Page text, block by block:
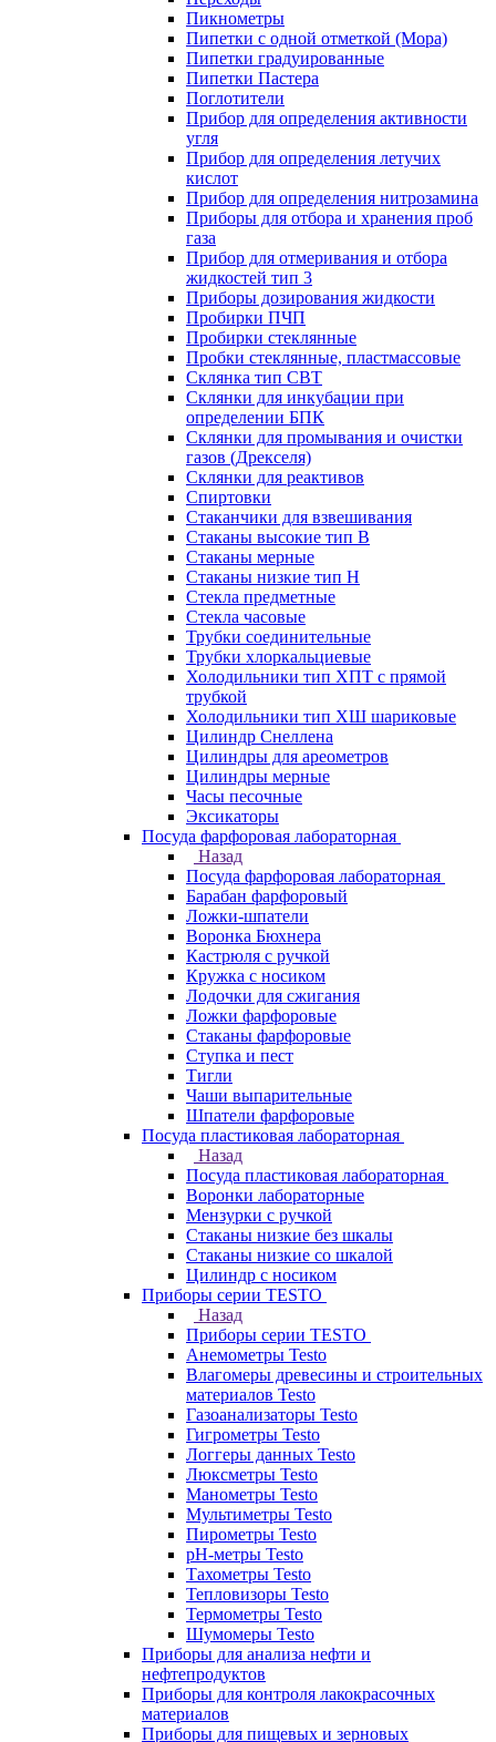
Пикнометры
Пипетки с одной отметкой (Мора)
Пипетки градуированные
Пипетки Пастера
Поглотители
Прибор для определения активности
угля
Прибор для определения летучих
кислот
Прибор для определения нитрозамина
Приборы для отбора и хранения проб
газа
Прибор для отмеривания и отбора
жидкостей тип 3
Приборы дозирования жидкости
Пробирки ПЧП
Пробирки стеклянные
Пробки стеклянные, пластмассовые
Склянка тип СВТ
Склянки для инкубации при
определении БПК
Склянки для промывания и очистки
газов (Дрекселя)
Склянки для реактивов
Спиртовки
Стаканчики для взвешивания
Стаканы высокие тип В
Стаканы мерные
Стаканы низкие тип Н
Стекла предметные
Стекла часовые
Трубки соединительные
Трубки хлоркальциевые
Холодильники тип ХПТ с прямой
трубкой
Холодильники тип ХШ шариковые
Цилиндр Снеллена
Цилиндры для ареометров
Цилиндры мерные
Часы песочные
Эксикаторы
Посуда фарфоровая лабораторная
Назад
Посуда фарфоровая лабораторная
Барабан фарфоровый
Ложки-шпатели
Воронка Бюхнера
Кастрюля с ручкой
Кружка с носиком
Лодочки для сжигания
Ложки фарфоровые
Стаканы фарфоровые
Ступка и пест
Тигли
Чаши выпарительные
Шпатели фарфоровые
Посуда пластиковая лабораторная
Назад
Посуда пластиковая лабораторная
Воронки лабораторные
Мензурки с ручкой
Стаканы низкие без шкалы
Стаканы низкие со шкалой
Цилиндр с носиком
Приборы серии TESTO
Назад
Приборы серии TESTO
Анемометры Testo
Влагомеры древесины и строительных
материалов Testo
Газоанализаторы Testo
Гигрометры Testo
Логгеры данных Testo
Люксметры Testo
Манометры Testo
Мультиметры Testo
Пирометры Testo
pH-метры Testo
Тахометры Testo
Тепловизоры Testo
Термометры Testo
Шумомеры Testo
Приборы для анализа нефти и
нефтепродуктов
Приборы для контроля лакокрасочных
материалов
Приборы для пищевых и зерновых